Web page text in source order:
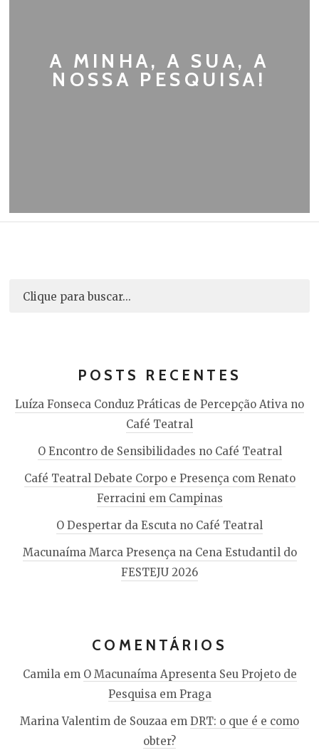
A MINHA, A SUA, A
NOSSA PESQUISA!
POSTS RECENTES
Luíza Fonseca Conduz Práticas de Percepção Ativa no
Café Teatral
O Encontro de Sensibilidades no Café Teatral
Café Teatral Debate Corpo e Presença com Renato
Ferracini em Campinas
O Despertar da Escuta no Café Teatral
Macunaíma Marca Presença na Cena Estudantil do
FESTEJU 2026
COMENTÁRIOS
Camila em O Macunaíma Apresenta Seu Projeto de
Pesquisa em Praga
Marina Valentim de Souzaa em DRT: o que é e como
obter?